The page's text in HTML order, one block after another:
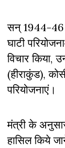
सन् 1944-46
घाटी
विचार किया,
(हीराकुंड),
परियोजनाएं।
मंत्री के
हासिल किये